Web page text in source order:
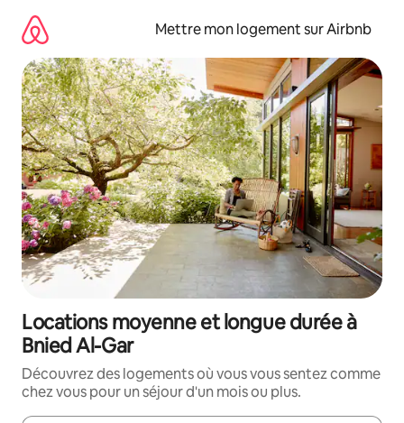
directement
contenu
Mettre mon logement sur Airbnb
Locations moyenne et longue durée à
Bnied Al-Gar
Découvrez des logements où vous vous sentez comme
chez vous pour un séjour d'un mois ou plus.